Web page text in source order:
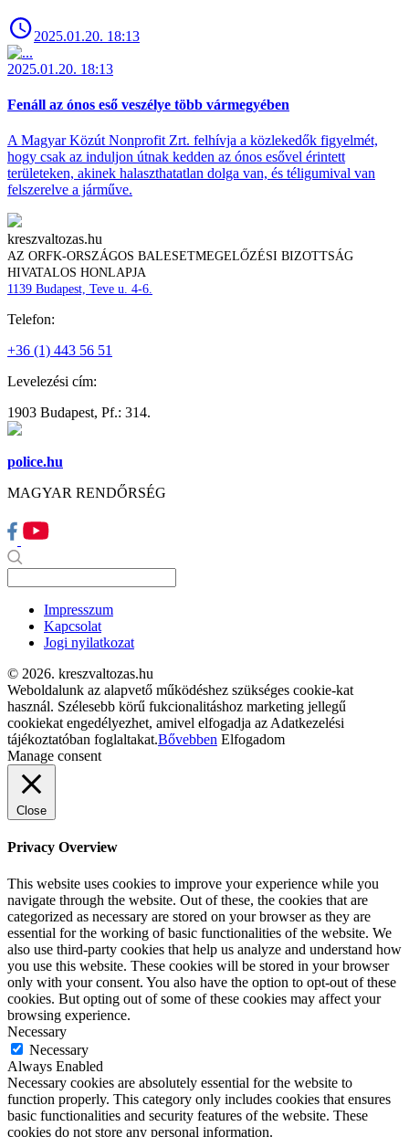
2025.01.20. 18:13
2025.01.20. 18:13
Fenáll az ónos eső veszélye több vármegyében
A Magyar Közút Nonprofit Zrt. felhívja a közlekedők figyelmét,
hogy csak az induljon útnak kedden az ónos esővel érintett
területeken, akinek halaszthatatlan dolga van, és téligumival van
felszerelve a járműve.
kreszvaltozas.hu
AZ ORFK-ORSZÁGOS BALESETMEGELŐZÉSI BIZOTTSÁG
HIVATALOS HONLAPJA
1139 Budapest, Teve u. 4-6.
Telefon:
+36 (1) 443 56 51
Levelezési cím:
1903 Budapest, Pf.: 314.
police.hu
MAGYAR RENDŐRSÉG
Impresszum
Kapcsolat
Jogi nyilatkozat
© 2026. kreszvaltozas.hu
Weboldalunk az alapvető működéshez szükséges cookie-kat
használ. Szélesebb körű fukcionalitáshoz marketing jellegű
cookiekat engedélyezhet, amivel elfogadja az Adatkezelési
tájékoztatóban foglaltakat.Bővebben Elfogadom
Manage consent
Close
Privacy Overview
This website uses cookies to improve your experience while you
navigate through the website. Out of these, the cookies that are
categorized as necessary are stored on your browser as they are
essential for the working of basic functionalities of the website. We
also use third-party cookies that help us analyze and understand how
you use this website. These cookies will be stored in your browser
only with your consent. You also have the option to opt-out of these
cookies. But opting out of some of these cookies may affect your
browsing experience.
Necessary
Necessary
Always Enabled
Necessary cookies are absolutely essential for the website to
function properly. This category only includes cookies that ensures
basic functionalities and security features of the website. These
cookies do not store any personal information.